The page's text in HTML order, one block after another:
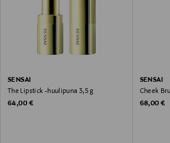
SENSAI
The Lipstick -huulipuna 3,5 g
Original Price
64,00 €
SENSAI
Cheek
Original
68,00 €